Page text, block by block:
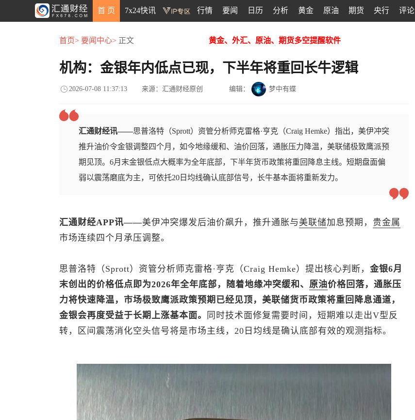
首 页 7x24快讯 行情 要闻 日历 分析 黄金 原油 期货 央行 评论
首页> 要闻中心> 正文 黄金、外汇、原油、期货多空提醒软件
机构：金银年内低点已现，下半年将重回长牛逻辑
2026-07-08 11:37:13 来源：汇通财经原创 编辑： 梦中有蝶
汇通财经讯——思普洛特（Sprott）资管分析师克雷格·亨克（Craig Hemke）指出，美伊冲突
推升油价令金银调整四个月，如今地缘缓和、油价回落，通胀压力降温，美联储极致鹰派预
期见顶。6月末金银低点大概率为全年底部，下半年货币政策将重回降息主线。短期盘面偏
弱以震荡磨底为主，可依托20日均线确认底部信号，长牛基本面将重新发力。
汇通财经APP讯——美伊冲突爆发后油价飙升，推升通胀与 美联储加息预期， 贵金属
市场连续四个月承压调整。
思普洛特（Sprott）资管分析师克雷格·亨克（Craig Hemke）提出核心判断， 金银6月
末创出的价格低点即为2026年全年底部，随着地缘冲突缓和、 原油价格回落，通胀压
力将快速降温，市场极致鹰派政策预期已经见顶，美联储货币政策将重回降息通道，
金银会再度受益于长期上涨基本面。
同时技术面修复需要时间，短期难以走出V型反
转，区间震荡消化空头信号将是市场主线，20日均线是确认底部有效的观测指标。